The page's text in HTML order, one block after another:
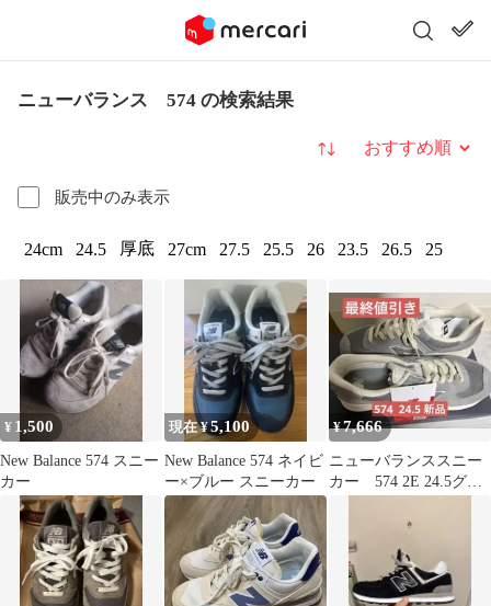
ニューバランス 574 の検索結果
販売中のみ表示
並び替え
24cm 24.5 厚底 27cm 27.5 25.5 26 23.5 26.5 25
¥ 1,500
New Balance 574 スニー
カー
現在 ¥5,100
New Balance 574 ネイビ
ー×ブルー スニーカー
¥7,666
ニューバランススニー
カー 574 2E 24.5グレ